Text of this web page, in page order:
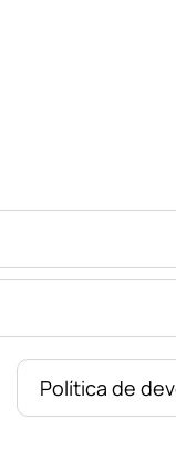
Política de